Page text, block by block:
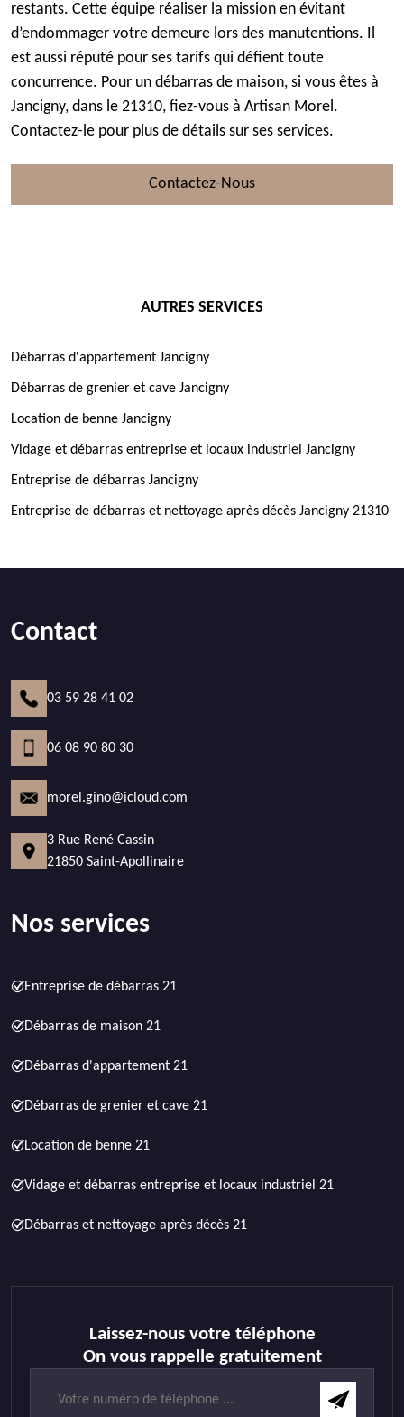
restants. Cette équipe réaliser la mission en évitant
d’endommager votre demeure lors des manutentions. Il
est aussi réputé pour ses tarifs qui défient toute
concurrence. Pour un débarras de maison, si vous êtes à
Jancigny, dans le 21310, fiez-vous à Artisan Morel.
Contactez-le pour plus de détails sur ses services.
Contactez-Nous
AUTRES SERVICES
Débarras d'appartement Jancigny
Débarras de grenier et cave Jancigny
Location de benne Jancigny
Vidage et débarras entreprise et locaux industriel Jancigny
Entreprise de débarras Jancigny
Entreprise de débarras et nettoyage après décès Jancigny 21310
Contact
03 59 28 41 02
06 08 90 80 30
morel.gino@icloud.com
3 Rue René Cassin
21850 Saint-Apollinaire
Nos services
Entreprise de débarras 21
Débarras de maison 21
Débarras d'appartement 21
Débarras de grenier et cave 21
Location de benne 21
Vidage et débarras entreprise et locaux industriel 21
Débarras et nettoyage après décès 21
Laissez-nous votre téléphone
On vous rappelle gratuitement